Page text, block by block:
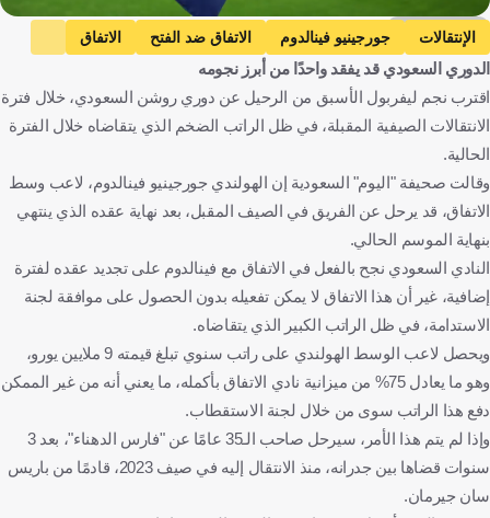
Getty Images
الإنتقالات جورجينيو فينالدوم الاتفاق ضد الفتح
الاتفاق
الفتح
دوري روشن السعودي
هولندا
المملكة العربية السعودية
كرة قدم
الدوري السعودي قد يفقد واحدًا من أبرز نجومه
اقترب نجم ليفربول الأسبق من الرحيل عن دوري روشن السعودي، خلال فترة
الانتقالات الصيفية المقبلة، في ظل الراتب الضخم الذي يتقاضاه خلال الفترة
الحالية.
وقالت صحيفة "اليوم" السعودية إن الهولندي جورجينيو فينالدوم، لاعب وسط
الاتفاق، قد يرحل عن الفريق في الصيف المقبل، بعد نهاية عقده الذي ينتهي
بنهاية الموسم الحالي.
النادي السعودي نجح بالفعل في الاتفاق مع فينالدوم على تجديد عقده لفترة
إضافية، غير أن هذا الاتفاق لا يمكن تفعيله بدون الحصول على موافقة لجنة
الاستدامة، في ظل الراتب الكبير الذي يتقاضاه.
ويحصل لاعب الوسط الهولندي على راتب سنوي تبلغ قيمته 9 ملايين يورو،
وهو ما يعادل 75% من ميزانية نادي الاتفاق بأكمله، ما يعني أنه من غير الممكن
دفع هذا الراتب سوى من خلال لجنة الاستقطاب.
وإذا لم يتم هذا الأمر، سيرحل صاحب الـ35 عامًا عن "فارس الدهناء"، بعد 3
سنوات قضاها بين جدرانه، منذ الانتقال إليه في صيف 2023، قادمًا من باريس
سان جيرمان.